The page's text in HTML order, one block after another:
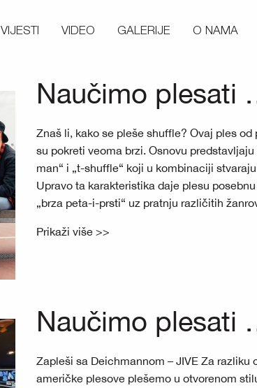
VIJESTI VIDEO GALERIJE O NAMA
Naučimo plesati
Znaš li, kako se pleše shuffle? Ovaj ples
su pokreti veoma brzi. Osnovu
man“ i „t-shuffle“ koji u kombinaciji
Upravo ta karakteristika daje plesu
„brza peta-i-prsti“ uz pratnju različitih
Prikaži više >>
Naučimo plesati
Zapleši sa Deichmannom – JIVE Za
američke plesove plešemo u otvorenom